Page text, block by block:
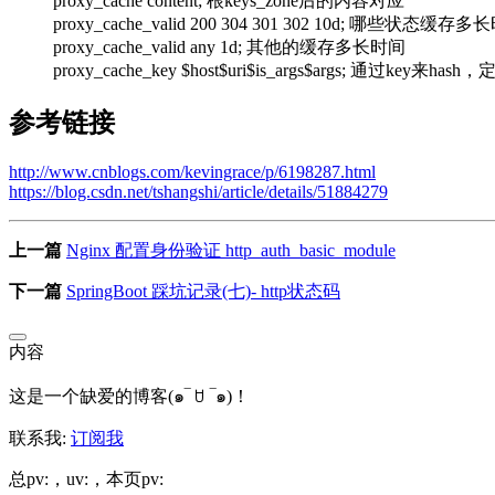
proxy_cache_valid 200 304 301 302 10d; 哪些状态缓存多长
proxy_cache_valid any 1d; 其他的缓存多长时间
proxy_cache_key $host$uri$is_args$args; 通过key来hash，
参考链接
http://www.cnblogs.com/kevingrace/p/6198287.html
https://blog.csdn.net/tshangshi/article/details/51884279
上一篇 Nginx 配置身份验证 http_auth_basic_module
下一篇 SpringBoot 踩坑记录(七)- http状态码
内容
这是一个缺爱的博客(๑‾ ꇴ ‾๑)！
联系我: 订阅我
总pv: ，uv: ，本页pv: